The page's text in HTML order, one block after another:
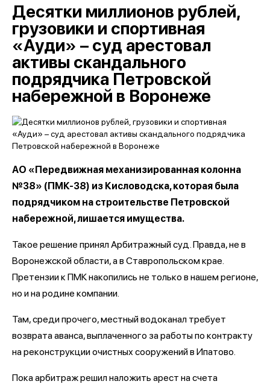
Десятки миллионов рублей,
грузовики и спортивная
«Ауди» – суд арестовал
активы скандального
подрядчика Петровской
набережной в Воронеже
АО «Передвижная механизированная колонна
№38» (ПМК-38) из Кисловодска, которая была
подрядчиком на строительстве Петровской
набережной, лишается имущества.
Такое решение принял Арбитражный суд. Правда, не в
Воронежской области, а в Ставропольском крае.
Претензии к ПМК накопились не только в нашем регионе,
но и на родине компании.
Там, среди прочего, местный водоканал требует
возврата аванса, выплаченного за работы по контракту
на реконструкции очистных сооружений в Ипатово.
Пока арбитраж решил наложить арест на счета